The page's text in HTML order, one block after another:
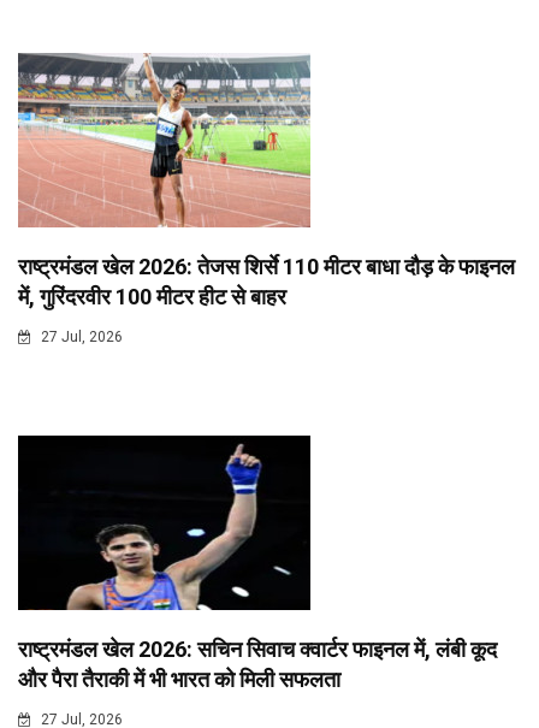
राष्ट्रमंडल खेल 2026: तेजस शिर्से 110 मीटर बाधा दौड़ के फाइनल
में, गुरिंदरवीर 100 मीटर हीट से बाहर
27 Jul, 2026
राष्ट्रमंडल खेल 2026: सचिन सिवाच क्वार्टर फाइनल में, लंबी कूद
और पैरा तैराकी में भी भारत को मिली सफलता
27 Jul, 2026